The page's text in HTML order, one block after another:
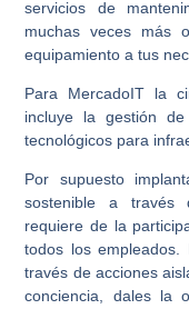
servicios de
muchas veces más
equipamiento a tus
Para MercadoIT la
incluye la gestión
tecnológicos para
Por supuesto
sostenible a través
requiere de la
todos los empleados.
través de acciones
conciencia, dales la